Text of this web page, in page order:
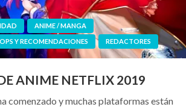
ANIME / MANGA
Y RECOMENDACIONES
REDACTORES
ANIME NETFLIX 2019
comenzado y muchas plataformas están